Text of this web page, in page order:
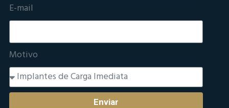
E-mail
Motivo
Enviar